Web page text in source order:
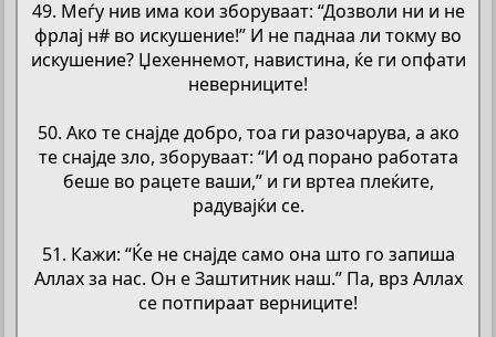
49. Меѓу нив има кои зборуваат: “Дозволи ни и не
фрлај н# во искушение!” И не паднаа ли токму во
искушение? Џехеннемот, навистина, ќе ги опфати
неверниците!
50. Ако те снајде добро, тоа ги разочарува, а ако
те снајде зло, зборуваат: “И од порано работата
беше во рацете ваши,” и ги вртеа плеќите,
радувајќи се.
51. Кажи: “Ќе не снајде само она што го запиша
Аллах за нас. Он е Заштитник наш.” Па, врз Аллах
се потпираат верниците!